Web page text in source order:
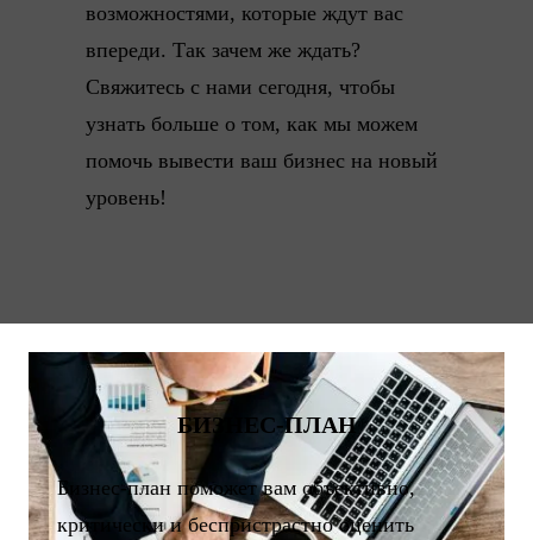
возможностями, которые ждут вас
впереди. Так зачем же ждать?
Свяжитесь с нами сегодня, чтобы
узнать больше о том, как мы можем
помочь вывести ваш бизнес на новый
уровень!
БИЗНЕС-ПЛАН
Бизнес-план поможет вам объективно,
критически и беспристрастно оценить